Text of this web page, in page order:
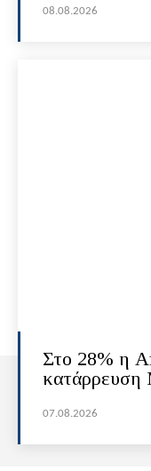
08.08.2026
Στο 28% η
κατάρρευση
07.08.2026